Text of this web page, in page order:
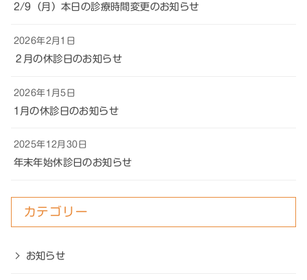
2/9（月）本日の診療時間変更のお知らせ
２月の休診日のお知らせ
2026年2月1日
1月の休診日のお知らせ
2026年1月5日
年末年始休診日のお知らせ
2025年12月30日
カテゴリー
お知らせ